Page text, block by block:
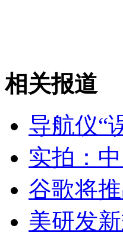
男老师讨薪遭校长咬脸
山西运城恶犬咬伤多
女孩北京地铁殴打老
无痛分娩是否安全 医
相关报道
导航仪“
实拍：
谷歌将
美研发